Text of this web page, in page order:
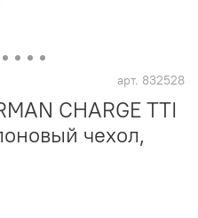
арт. 832528
CHARGE TTI
чехол,